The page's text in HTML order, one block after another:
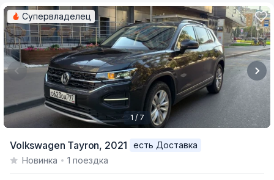
of
Супервладелец
1 / 7
Volkswagen Tayron, 2021
есть Доставка
Новинка
1 поездка